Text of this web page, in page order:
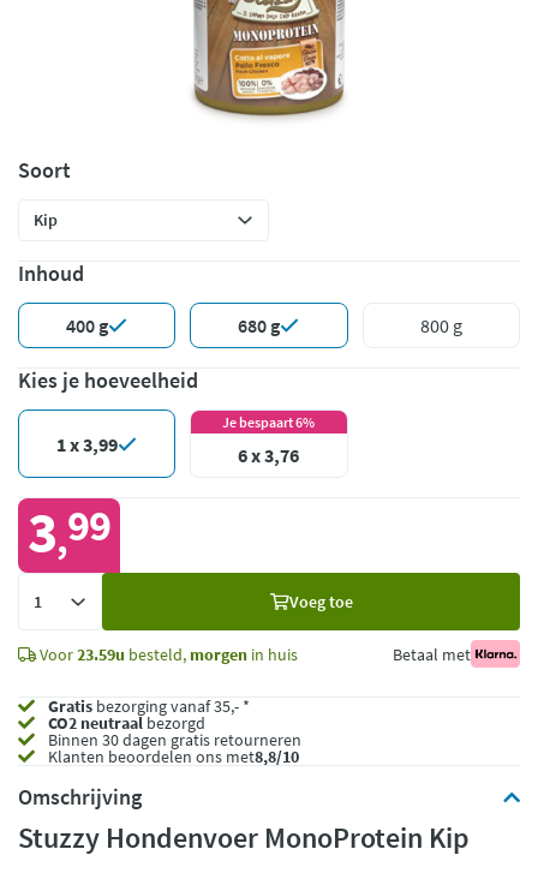
Soort
Inhoud
400 g 680 g 800 g
Kies je hoeveelheid
1 x 3,99
Je bespaart 6%
6 x 3,76
3,99
Voeg toe
Voor23.59u besteld, morgen in huis Betaal met
Gratis bezorging vanaf 35,- *
CO2 neutraalbezorgd
Binnen 30 dagen gratis retourneren
Klanten beoordelen ons met8,8/10
Omschrijving
Stuzzy Hondenvoer MonoProtein Kip